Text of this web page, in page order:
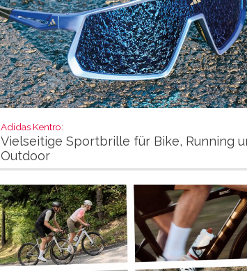
Adidas Kentro:
Vielseitige Sportbrille für Bike, Running
Outdoor